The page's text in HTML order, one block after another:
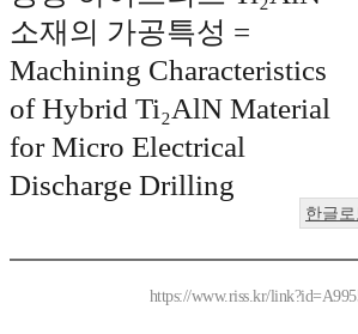
소재의 가공특성 =
Machining Characteristics
of Hybrid Ti₂AlN Material
for Micro Electrical
Discharge Drilling
한글로
https://www.riss.kr/